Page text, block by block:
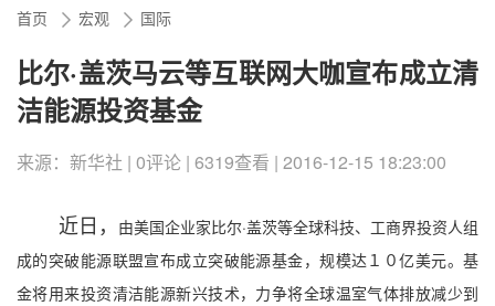
首页 宏观 国际
比尔·盖茨马云等互联网大咖宣布成立清
洁能源投资基金
来源：新华社 | 0评论 | 6319查看 | 2016-12-15 18:23:00
近日，
由美国企业家比尔·盖茨等全球科技、工商界投资人组
成的突破能源联盟宣布成立突破能源基金，规模达１０亿美元。基
金将用来投资清洁能源新兴技术，力争将全球温室气体排放减少到